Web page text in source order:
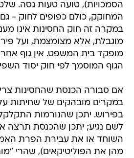
הסמכויות), טועה טעות גסה.
המחוקק, כולם כפופים לחוק -
במקרה זה חוק החסינות אינו
מוגבלת, אלא מצומצמת, ועל
מופקד בית המשפט. אין גוף אחר
הגוף המוסמך לפי חוק יסוד
אם סבורה הכנסת שהחסינות
במקרים מובהקים של שחיתות
בפירוש. יתכן שהנורמות
לשם נגיע; יתכן שהכנסת תרצה
השוחד או את עבירת הפרת
מהן את הפוליטיקאים), שהרי